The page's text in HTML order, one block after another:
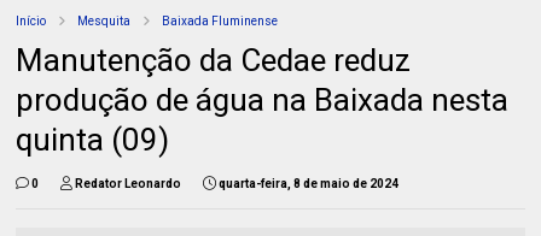
Início Mesquita Baixada Fluminense
Manutenção da Cedae reduz
produção de água na Baixada nesta
quinta (09)
0 Redator Leonardo quarta-feira, 8 de maio de 2024